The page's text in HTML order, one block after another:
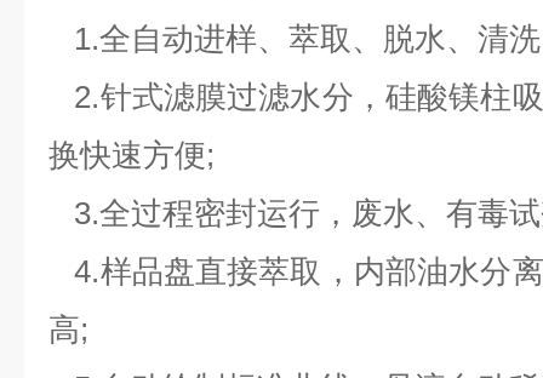
1.全自动进样、萃取、脱水、清
2.针式滤膜过滤水分，硅酸镁柱
换快速方便;
3.全过程密封运行，废水、有毒
4.样品盘直接萃取，内部油水分
高;